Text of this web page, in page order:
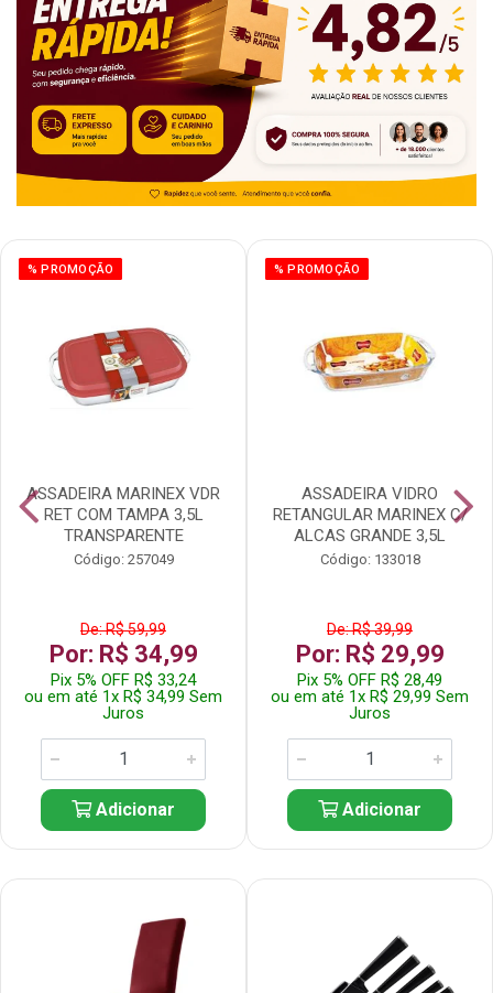
% PROMOÇÃO
ASSADEIRA MARINEX VDR
RET COM TAMPA 3,5L
TRANSPARENTE
Código: 257049
De: R$ 59,99
Por: R$ 34,99
Pix 5% OFF R$ 33,24
ou em até 1x R$ 34,99 Sem
Juros
Adicionar
% PROMOÇÃO
ASSADEIRA VIDRO
RETANGULAR MARINEX C/
ALCAS GRANDE 3,5L
Código: 133018
De: R$ 39,99
Por: R$ 29,99
Pix 5% OFF R$ 28,49
ou em até 1x R$ 29,99 Sem
Juros
Adicionar